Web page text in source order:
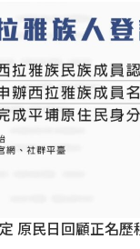
原民日回顧正名歷